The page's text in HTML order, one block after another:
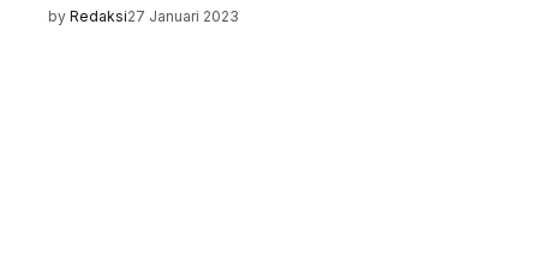
by Redaksi27 Januari 2023